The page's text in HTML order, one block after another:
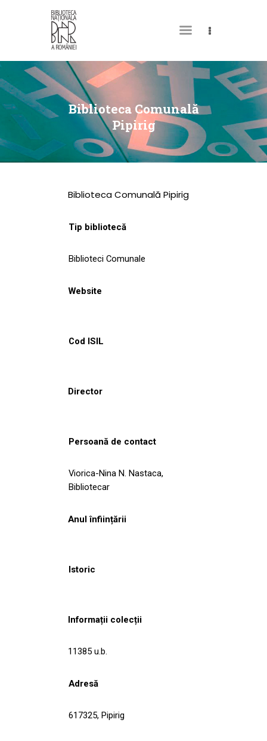
Biblioteca Comunală
Pipirig
DESPRE NOI
PERMISUL MEU DE
BIBLIOTECĂ
CATALOAGE ȘI
COLECȚII
CULTURALE
NOUTĂȚI
Biblioteca Comunală Pipirig
Tip bibliotecă
Biblioteci Comunale
Website
Cod ISIL
Director
Persoană de contact
Viorica-Nina N. Nastaca,
Bibliotecar
Anul înființării
Istoric
Informații colecții
11385 u.b.
Adresă
617325, Pipirig